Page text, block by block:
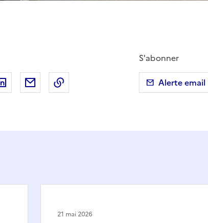
Facebooksur X (anciennement Twitter)
Partager sur LinkedIn
Partager par emailCopier dans le presse-papier
S'abonner
Alerte email
21 mai 2026